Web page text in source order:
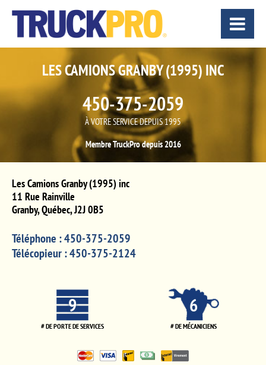
LES CAMIONS GRANBY (1995) INC
450-375-2059
À VOTRE SERVICE DEPUIS 1995
Membre TruckPro depuis 2016
Les Camions Granby (1995) inc
11 Rue Rainville
Granby,Québec,J2J 0B5
Téléphone :450-375-2059
Télécopieur :450-375-2124
9
# DE PORTE DE SERVICES
6
# DE MÉCANICIENS